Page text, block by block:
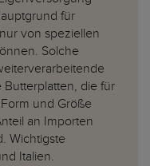
für
von speziellen
Solche
Butterplatten, die für
und Größe
an Importen
Wichtigste
Italien.